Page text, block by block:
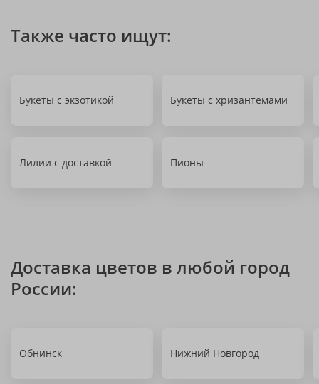
Также часто ищут:
Букеты с экзотикой Букеты с хризантемами
Лилии с доставкой Пионы
Доставка цветов в любой город
России:
Обнинск Нижний Новгород